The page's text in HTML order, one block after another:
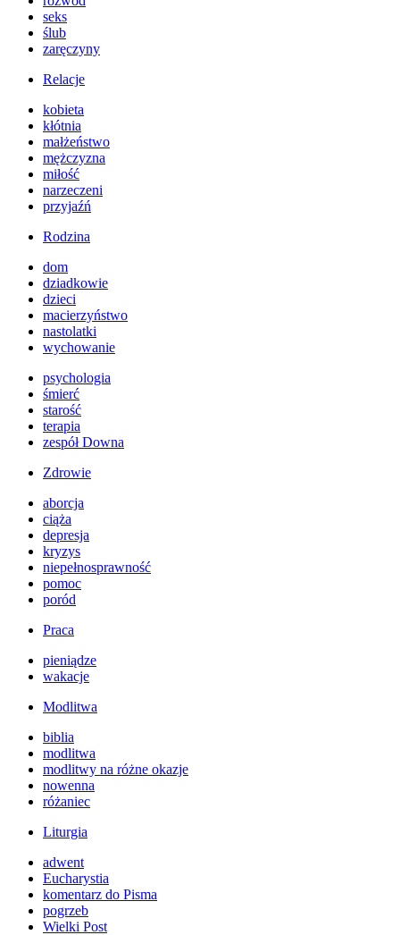
seks
ślub
zaręczyny
Relacje
kobieta
kłótnia
małżeństwo
mężczyzna
miłość
narzeczeni
przyjaźń
Rodzina
dom
dziadkowie
dzieci
macierzyństwo
nastolatki
wychowanie
psychologia
śmierć
starość
terapia
zespół Downa
Zdrowie
aborcja
ciąża
depresja
kryzys
niepełnosprawność
pomoc
poród
Praca
pieniądze
wakacje
Modlitwa
biblia
modlitwa
modlitwy na różne okazje
nowenna
różaniec
Liturgia
adwent
Eucharystia
komentarz do Pisma
pogrzeb
Wielki Post